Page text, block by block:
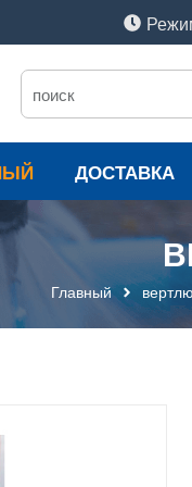
ДОСТАВКА
Главный